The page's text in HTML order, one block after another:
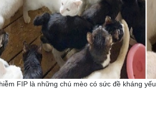
FIP là những chú mèo có sức đề kháng yếu